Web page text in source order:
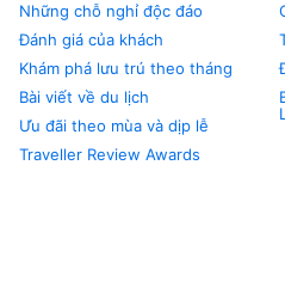
Những chỗ nghỉ độc đáo
Đánh giá của khách
Khám phá lưu trú theo tháng
Bài viết về du lịch
Ưu đãi theo mùa và dịp lễ
Traveller Review Awards